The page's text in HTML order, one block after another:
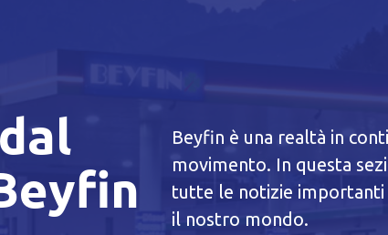
Beyfin è una realtà in
movimento. In questa
tutte le notizie importanti
il nostro mondo.
Informativa breve Cookie